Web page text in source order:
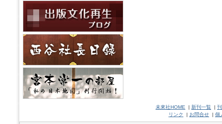
未來社HOME | 新刊一覧 |
リンク
| お問合せ | 個